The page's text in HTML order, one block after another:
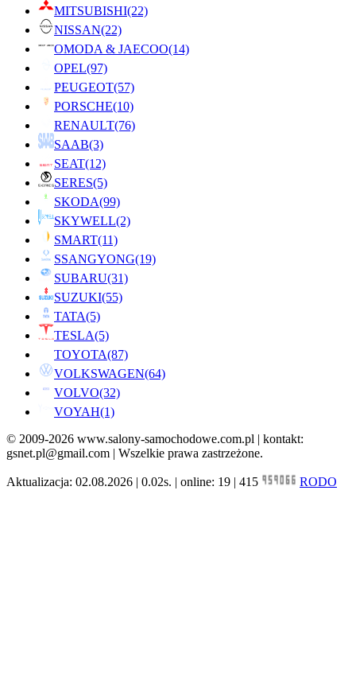
MITSUBISHI(22)
NISSAN(22)
OMODA & JAECOO(14)
OPEL(97)
PEUGEOT(57)
PORSCHE(10)
RENAULT(76)
SAAB(3)
SEAT(12)
SERES(5)
SKODA(99)
SKYWELL(2)
SMART(11)
SSANGYONG(19)
SUBARU(31)
SUZUKI(55)
TATA(5)
TESLA(5)
TOYOTA(87)
VOLKSWAGEN(64)
VOLVO(32)
VOYAH(1)
© 2009-2026 www.salony-samochodowe.com.pl | kontakt:
gsnet.pl@gmail.com | Wszelkie prawa zastrzeżone.
Aktualizacja: 02.08.2026 | 0.02s. | online: 19 | 415 RODO